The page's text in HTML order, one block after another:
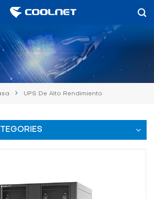
UPS De Alto Rendimiento